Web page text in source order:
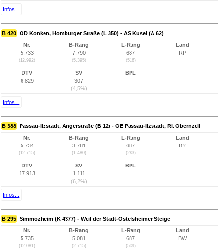
Infos...
B 420 OD Konken, Homburger Straße (L 350) - AS Kusel (A 62)
Nr.
5.733
(12.992)
B-Rang
7.790
(5.395)
L-Rang
687
(516)
Land
RP
DTV
6.829
SV
307
(4,5%)
BPL
Infos...
B 388 Passau-Ilzstadt, Angerstraße (B 12) - OE Passau-Ilzstadt, Ri. Obernzell
Nr.
5.734
(12.715)
B-Rang
3.781
(1.480)
L-Rang
687
(283)
Land
BY
DTV
17.913
SV
1.111
(6,2%)
BPL
Infos...
B 295 Simmozheim (K 4377) - Weil der Stadt-Ostelsheimer Steige
Nr.
5.735
(12.081)
B-Rang
5.081
(2.715)
L-Rang
687
(539)
Land
BW